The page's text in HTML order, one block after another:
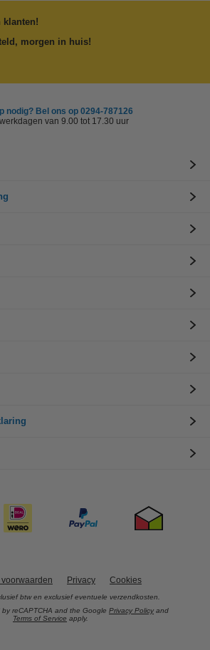
klanten!
morgen in huis!
nodig? Bel ons op 0294-787126
van 9.00 tot 17.30 uur
Privacy Cookies
btw en exclusief eventuele verzendkosten.
reCAPTCHA and the Google Privacy Policy and
Terms of Service apply.